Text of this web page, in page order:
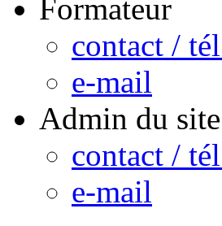
Formateur
contact /
e-mail
Admin du site
contact /
e-mail